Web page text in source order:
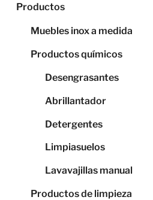
Productos
Muebles inox a medida
Productos químicos
Desengrasantes
Abrillantador
Detergentes
Limpiasuelos
Lavavajillas manual
Productos de limpieza